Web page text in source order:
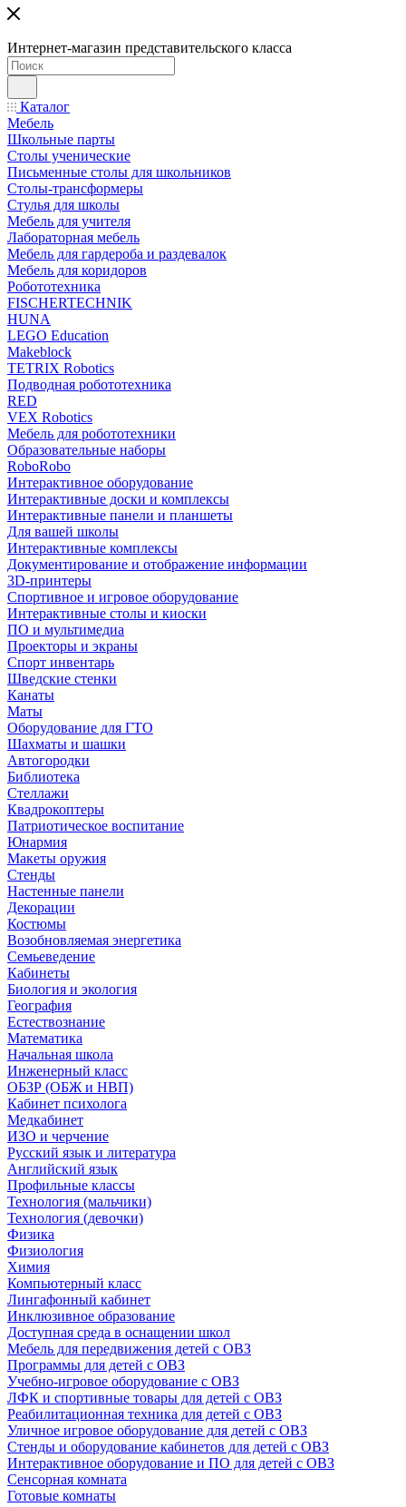
Интернет-магазин представительского класса
Каталог
Мебель
Школьные парты
Столы ученические
Письменные столы для школьников
Столы-трансформеры
Стулья для школы
Мебель для учителя
Лабораторная мебель
Мебель для гардероба и раздевалок
Мебель для коридоров
Робототехника
FISCHERTECHNIK
HUNA
LEGO Education
Makeblock
TETRIX Robotics
Подводная робототехника
RED
VEX Robotics
Мебель для робототехники
Образовательные наборы
RoboRobo
Интерактивное оборудование
Интерактивные доски и комплексы
Интерактивные панели и планшеты
Для вашей школы
Интерактивные комплексы
Документирование и отображение информации
3D-принтеры
Спортивное и игровое оборудование
Интерактивные столы и киоски
ПО и мультимедиа
Проекторы и экраны
Спорт инвентарь
Шведские стенки
Канаты
Маты
Оборудование для ГТО
Шахматы и шашки
Автогородки
Библиотека
Стеллажи
Квадрокоптеры
Патриотическое воспитание
Юнармия
Макеты оружия
Стенды
Настенные панели
Декорации
Костюмы
Возобновляемая энергетика
Семьеведение
Кабинеты
Биология и экология
География
Естествознание
Математика
Начальная школа
Инженерный класс
ОБЗР (ОБЖ и НВП)
Кабинет психолога
Медкабинет
ИЗО и черчение
Русский язык и литература
Английский язык
Профильные классы
Технология (мальчики)
Технология (девочки)
Физика
Физиология
Химия
Компьютерный класс
Лингафонный кабинет
Инклюзивное образование
Доступная среда в оснащении школ
Мебель для передвижения детей с ОВЗ
Программы для детей с ОВЗ
Учебно-игровое оборудование с ОВЗ
ЛФК и спортивные товары для детей с ОВЗ
Реабилитационная техника для детей с ОВЗ
Уличное игровое оборудование для детей с ОВЗ
Стенды и оборудование кабинетов для детей с ОВЗ
Интерактивное оборудование и ПО для детей с ОВЗ
Сенсорная комната
Готовые комнаты